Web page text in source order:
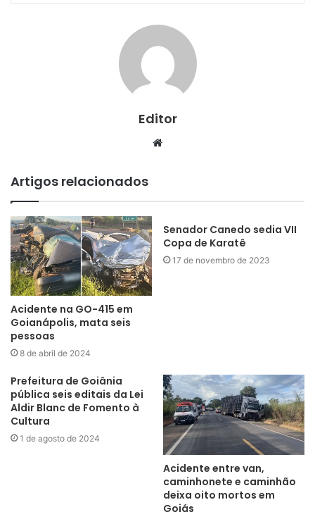
Editor
Website
Artigos relacionados
Acidente na GO-415 em
Goianápolis, mata seis
pessoas
8 de abril de 2024
Senador Canedo sedia VII
Copa de Karatê
17 de novembro de 2023
Prefeitura de Goiânia
pública seis editais da Lei
Aldir Blanc de Fomento à
Cultura
1 de agosto de 2024
Acidente entre van,
caminhonete e caminhão
deixa oito mortos em
Goiás